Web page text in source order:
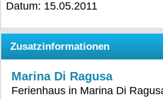
Datum: 15.05.2011
Zusatzinformationen
Marina Di Ragusa
Ferienhaus in Marina Di